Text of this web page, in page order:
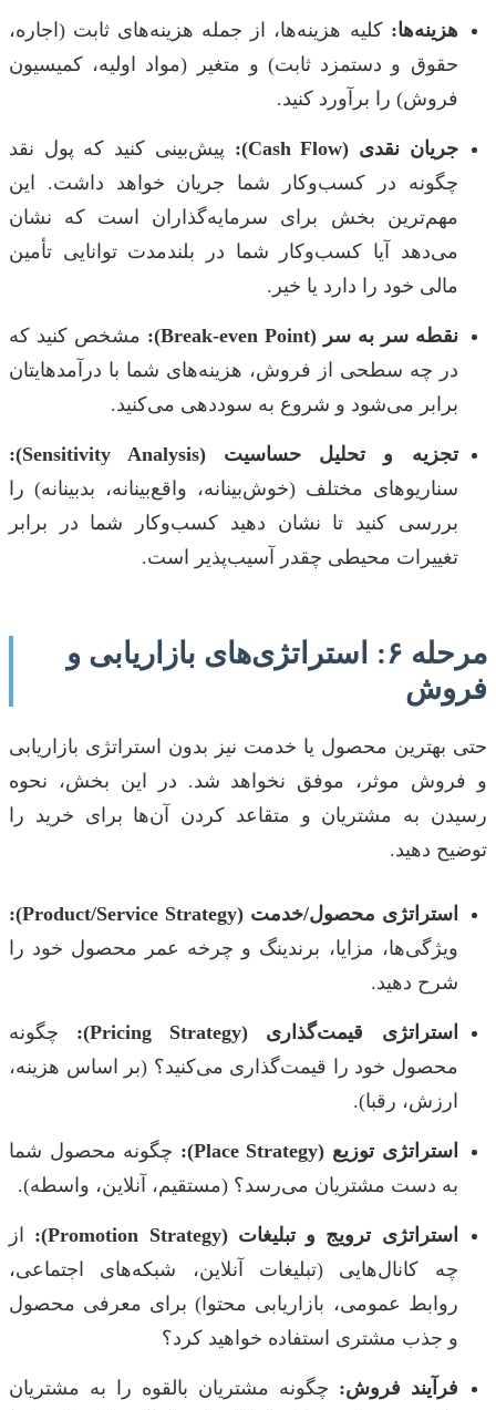
هزینه‌ها: کلیه هزینه‌ها، از جمله هزینه‌های ثابت (اجاره،
حقوق و دستمزد ثابت) و متغیر (مواد اولیه، کمیسیون
فروش) را برآورد کنید.
جریان نقدی (Cash Flow):
پیش‌بینی کنید که پول نقد
چگونه در کسب‌وکار شما جریان خواهد داشت. این
مهم‌ترین بخش برای سرمایه‌گذاران است که نشان
می‌دهد آیا کسب‌وکار شما در بلندمدت توانایی تأمین
مالی خود را دارد یا خیر.
نقطه سر به سر (Break-even Point):
مشخص کنید که
در چه سطحی از فروش، هزینه‌های شما با درآمدهایتان
برابر می‌شود و شروع به سوددهی می‌کنید.
تجزیه و تحلیل حساسیت (Sensitivity Analysis):
سناریوهای مختلف (خوش‌بینانه، واقع‌بینانه، بدبینانه) را
بررسی کنید تا نشان دهید کسب‌وکار شما در برابر
تغییرات محیطی چقدر آسیب‌پذیر است.
مرحله ۶: استراتژی‌های بازاریابی و
فروش
حتی بهترین محصول یا خدمت نیز بدون استراتژی بازاریابی
و فروش موثر، موفق نخواهد شد. در این بخش، نحوه
رسیدن به مشتریان و متقاعد کردن آن‌ها برای خرید را
توضیح دهید.
استراتژی محصول/خدمت (Product/Service Strategy):
ویژگی‌ها، مزایا، برندینگ و چرخه عمر محصول خود را
شرح دهید.
استراتژی قیمت‌گذاری (Pricing Strategy):
چگونه
محصول خود را قیمت‌گذاری می‌کنید؟ (بر اساس هزینه،
ارزش، رقبا).
استراتژی توزیع (Place Strategy):
چگونه محصول شما
به دست مشتریان می‌رسد؟ (مستقیم، آنلاین، واسطه).
استراتژی ترویج و تبلیغات (Promotion Strategy):
از
چه کانال‌هایی (تبلیغات آنلاین، شبکه‌های اجتماعی،
روابط عمومی، بازاریابی محتوا) برای معرفی محصول
و جذب مشتری استفاده خواهید کرد؟
فرآیند فروش: چگونه مشتریان بالقوه را به مشتریان